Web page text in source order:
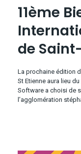
11ème
de
La prochaine édition
St Etienne aura lieu
Software a choisi de
l’agglomération